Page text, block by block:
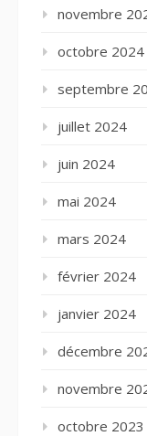
novembre
octobre 2024
septembre
juillet 2024
juin 2024
mai 2024
mars 2024
février 2024
janvier 2024
décembre
novembre
octobre 2023